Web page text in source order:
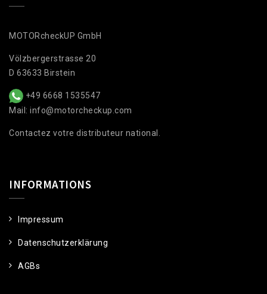
MOTORcheckUP GmbH
Völzbergerstrasse 20
D 63633 Birstein
+49 6668 1535547
Mail: info@motorcheckup.com
Contactez votre distributeur national.
INFORMATIONS
Impressum
Datenschutzerklärung
AGBs